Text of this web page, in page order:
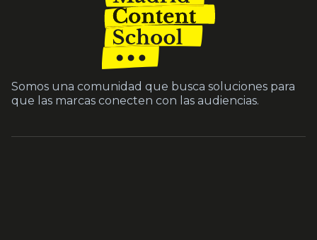
Somos una comunidad que busca soluciones para
que las marcas conecten con las audiencias.